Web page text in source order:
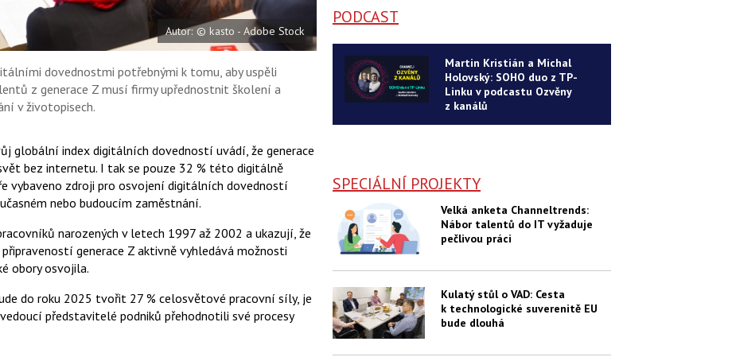
Autor: © kasto - Adobe Stock
dovednostmi potřebnými k tomu, aby uspěli
z generace Z musí firmy upřednostnit školení a
v životopisech.
globální index digitálních dovedností uvádí, že generace
bez internetu. I tak se pouze 32 % této digitálně
vybaveno zdroji pro osvojení digitálních dovedností
nebo budoucím zaměstnání.
narozených v letech 1997 až 2002 a ukazují, že
generace Z aktivně vyhledává možnosti
obory osvojila.
do roku 2025 tvořit 27 % celosvětové pracovní síly, je
představitelé podniků přehodnotili své procesy
PODCAST
Martin Kristián a Michal
Holovský: SOHO duo z TP-
Linku v podcastu Ozvěny
z kanálů
SPECIÁLNÍ PROJEKTY
Velká anketa Channeltrends:
Nábor talentů do IT vyžaduje
pečlivou práci
Kulatý stůl o VAD: Cesta
k technologické suverenitě EU
bude dlouhá